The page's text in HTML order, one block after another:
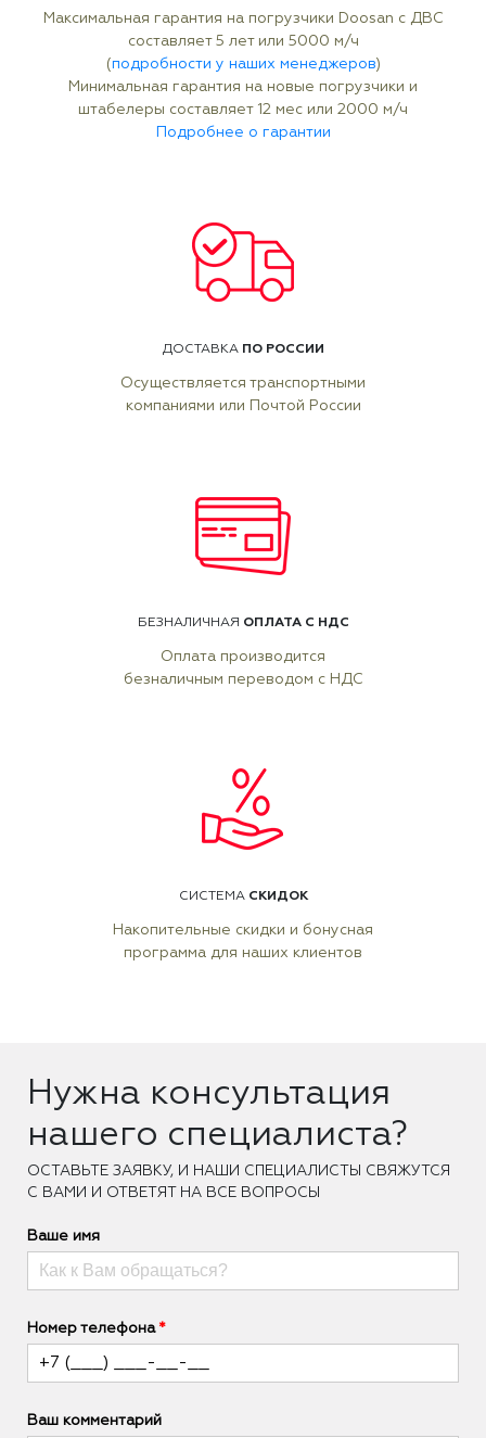
Максимальная гарантия на погрузчики Doosan с ДВС
составляет 5 лет или 5000 м/ч
(подробности у наших менеджеров)
Минимальная гарантия на новые погрузчики и
штабелеры составляет 12 мес или 2000 м/ч
Подробнее о гарантии
ДОСТАВКА ПО РОССИИ
Осуществляется транспортными
компаниями или Почтой России
БЕЗНАЛИЧНАЯ ОПЛАТА С НДС
Оплата производится
безналичным переводом с НДС
СИСТЕМА СКИДОК
Накопительные скидки и бонусная
программа для наших клиентов
Нужна консультация
нашего специалиста?
ОCТАВЬТЕ ЗАЯВКУ, И НАШИ СПЕЦИАЛИСТЫ СВЯЖУТСЯ
С ВАМИ И ОТВЕТЯТ НА ВСЕ ВОПРОСЫ
Ваше имя
Номер телефона
Ваш комментарий